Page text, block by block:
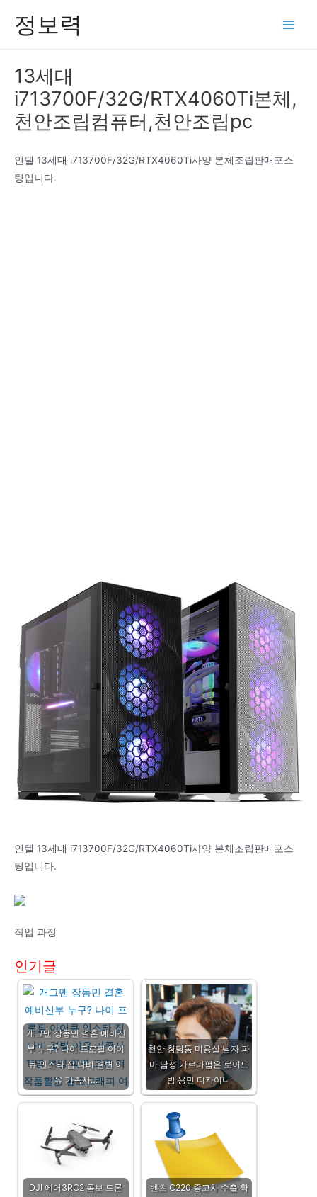
정보력
13세대
i713700F/32G/RTX4060Ti본체,
천안조립컴퓨터,천안조립pc
인텔 13세대 i713700F/32G/RTX4060Ti사양 본체조립판매포스
팅입니다.
인텔 13세대 i713700F/32G/RTX4060Ti사양 본체조립판매포스
팅입니다.
작업 과정
인기글
개그맨 장동민 결혼 예비신
부 누구? 나이 프로필 아이
큐 인스타 집 나비 결별 이
유 가족사…
천안 청당동 미용실 남자 파
마 남성 가르마펌은 로이드
밤 용민 디자이너
DJI 에어3RC2 콤보 드론
벤츠 C220 중고차 수출 확